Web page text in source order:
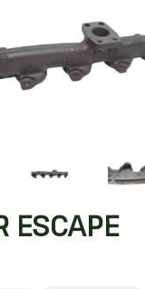
ESCAPE